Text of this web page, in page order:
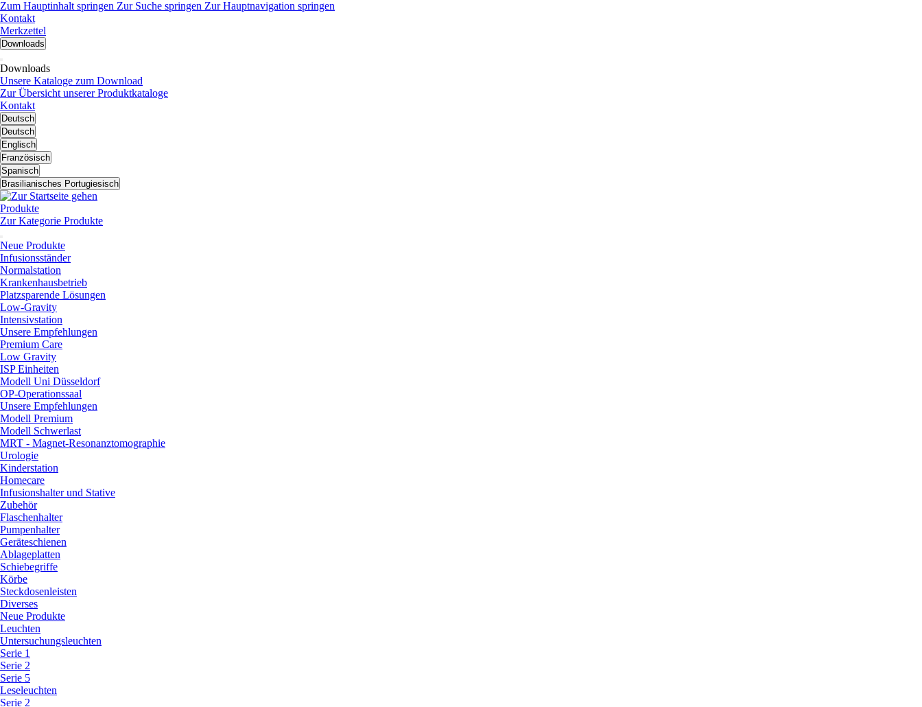
Zum Hauptinhalt springen Zur Suche springen Zur Hauptnavigation springen
Kontakt
Merkzettel
Downloads
Downloads
Unsere Kataloge zum Download
Zur Übersicht unserer Produktkataloge
Kontakt
Deutsch
Deutsch
Englisch
Französisch
Spanisch
Brasilianisches Portugiesisch
Produkte
Zur Kategorie Produkte
Neue Produkte
Infusionsständer
Normalstation
Krankenhausbetrieb
Platzsparende Lösungen
Low-Gravity
Intensivstation
Unsere Empfehlungen
Premium Care
Low Gravity
ISP Einheiten
Modell Uni Düsseldorf
OP-Operationssaal
Unsere Empfehlungen
Modell Premium
Modell Schwerlast
MRT - Magnet-Resonanztomographie
Urologie
Kinderstation
Homecare
Infusionshalter und Stative
Zubehör
Flaschenhalter
Pumpenhalter
Geräteschienen
Ablageplatten
Schiebegriffe
Körbe
Steckdosenleisten
Diverses
Neue Produkte
Leuchten
Untersuchungsleuchten
Serie 1
Serie 2
Serie 5
Leseleuchten
Serie 2